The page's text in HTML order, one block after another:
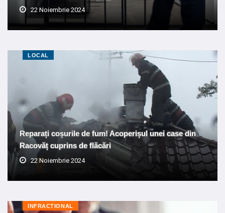
22 Noiembrie 2024
LOCAL
Reparați coșurile de fum! Acoperișul unei case din
Racovăț cuprins de flăcări
22 Noiembrie 2024
INFRACTIONAL